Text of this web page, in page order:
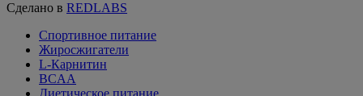
Сделано в REDLABS
Спортивное питание
Жиросжигатели
L-Карнитин
BCAA